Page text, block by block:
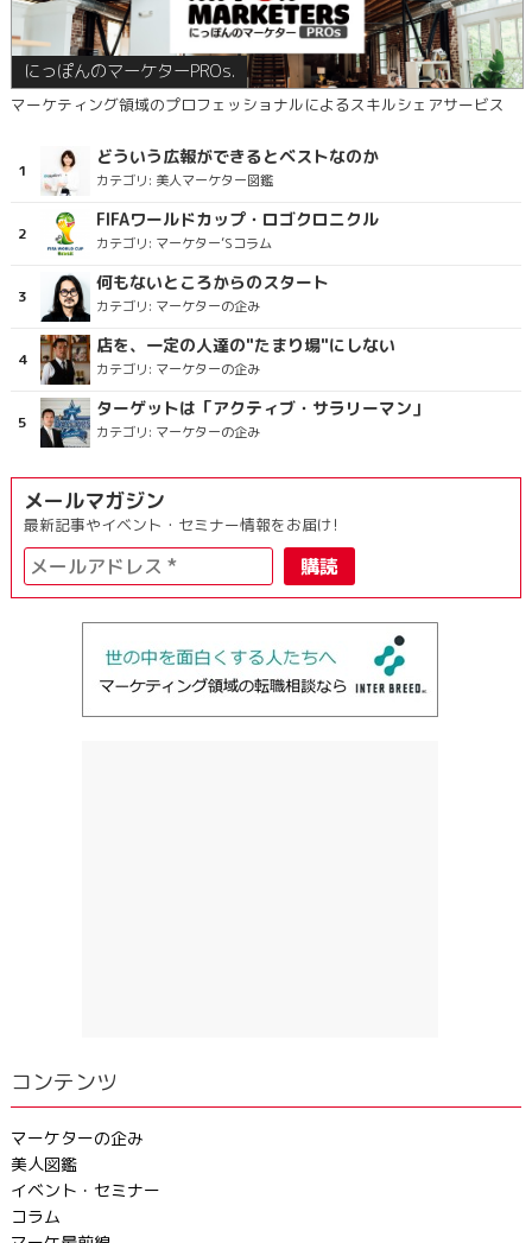
にっぽんのマーケターPROs.
マーケティング領域のプロフェッショナルによるスキルシェアサービス
どういう広報ができるとベストなのか
カテゴリ: 美人マーケター図鑑
FIFAワールドカップ・ロゴクロニクル
カテゴリ: マーケター’Sコラム
何もないところからのスタート
カテゴリ: マーケターの企み
店を、一定の人達の"たまり場"にしない
カテゴリ: マーケターの企み
ターゲットは「アクティブ・サラリーマン」
カテゴリ: マーケターの企み
メールマガジン
最新記事やイベント・セミナー情報をお届け!
コンテンツ
マーケターの企み
美人図鑑
イベント・セミナー
コラム